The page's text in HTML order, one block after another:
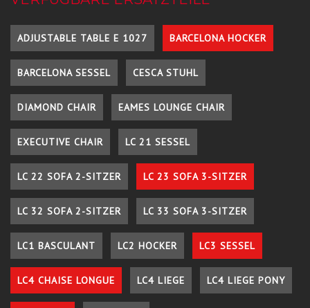
ADJUSTABLE TABLE E 1027 BARCELONA HOCKER
BARCELONA SESSEL CESCA STUHL
DIAMOND CHAIR EAMES LOUNGE CHAIR
EXECUTIVE CHAIR LC 21 SESSEL
LC 22 SOFA 2-SITZER LC 23 SOFA 3-SITZER
LC 32 SOFA 2-SITZER LC 33 SOFA 3-SITZER
LC1 BASCULANT LC2 HOCKER LC3 SESSEL
LC4 CHAISE LONGUE LC4 LIEGE LC4 LIEGE PONY